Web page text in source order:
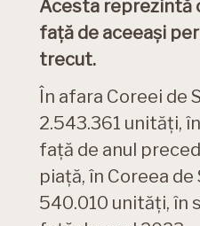
Acesta reprezintă
față de aceeași
trecut.
În afara Coreei de
2.543.361 unități,
față de anul
piață, în Coreea de
540.010 unități, în